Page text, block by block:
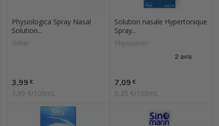
Physiologica Spray Nasal
Solution...
Gifrer
Prix
3,99 €
3,99 €/100mL
Solution nasale Hypertonique
Spray...
Physiomer
Prix
7,09 €
5,25 €/100mL